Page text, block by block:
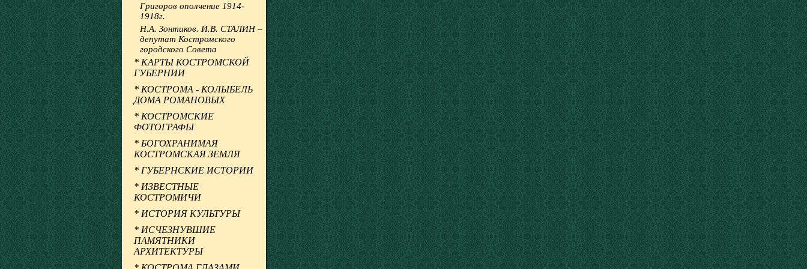
Григоров ополчение 1914-
1918г.
Н.А. Зонтиков. И.В. СТАЛИН –
депутат Костромского
городского Совета
* КАРТЫ КОСТРОМСКОЙ
ГУБЕРНИИ
* КОСТРОМА - КОЛЫБЕЛЬ
ДОМА РОМАНОВЫХ
* КОСТРОМСКИЕ
ФОТОГРАФЫ
* БОГОХРАНИМАЯ
КОСТРОМСКАЯ ЗЕМЛЯ
* ГУБЕРНСКИЕ ИСТОРИИ
* ИЗВЕСТНЫЕ
КОСТРОМИЧИ
* ИСТОРИЯ КУЛЬТУРЫ
* ИСЧЕЗНУВШИЕ
ПАМЯТНИКИ
АРХИТЕКТУРЫ